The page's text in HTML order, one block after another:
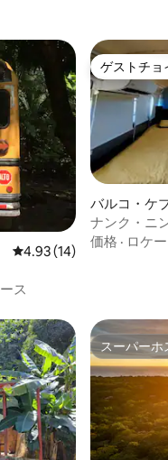
レビュー14件、5つ星中
4.93 (14)
ス
ゲストチョ
ゲストチョ
バルコ・ケ
ナンク・ニ
サマラの近
価格 · ロケ
スーパーホ
スーパーホ